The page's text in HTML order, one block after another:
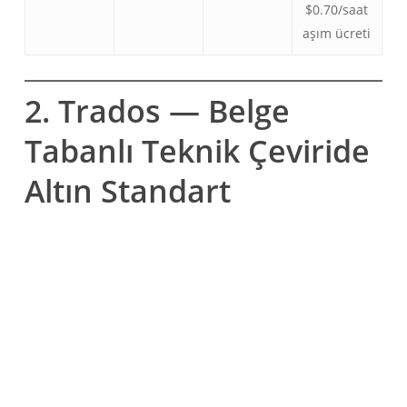
$0.70/saat
aşım ücreti
2. Trados — Belge
Tabanlı Teknik Çeviride
Altın Standart